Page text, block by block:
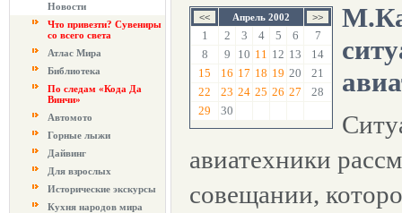
Новости
Что привезти? Сувениры
со всего света
Атлас Мира
Библиотека
По следам «Кода Да
Винчи»
Автомото
Горные лыжи
Дайвинг
Для взрослых
Исторические экскурсы
Кухня народов мира
Апрель 2002
1 2 3 4 5 6
7
8
9 10 11 12 13
14
15
16 17 18 19 20
21
22
23 24 25 26 27
28
29
30
авиатехники
совещании,